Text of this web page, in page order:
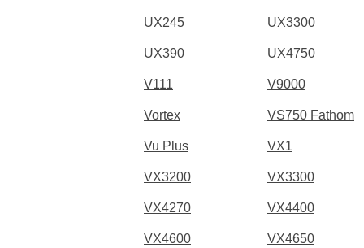
UX245 UX3300
UX390 UX4750
V111 V9000
Vortex VS750 Fathom
Vu Plus VX1
VX3200 VX3300
VX4270 VX4400
VX4600 VX4650